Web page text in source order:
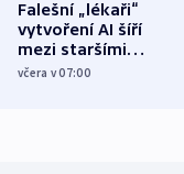
Falešní „lékaři“
vytvoření AI šíří
mezi staršími
Poláky nebezpečné
včera v 07:00